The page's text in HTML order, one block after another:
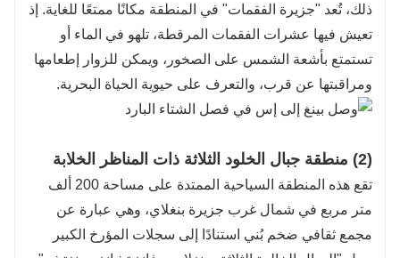
ذلك، تُعد "جزيرة الفقمات" في المنطقة مكانًا ممتعًا للغاية. إذ
تعيش فيها عشرات الفقمات المرقطة، تلهو في الماء أو
تستمتع بأشعة الشمس على الصخور، ويمكن للزوار إطعامها
ومراقبتها عن قرب، والتعرف على حيوية الحياة البحرية.
(2) منطقة جبال الخلود الثلاثة ذات المناظر الخلابة
تقع هذه المنطقة السياحية الممتدة على مساحة 200 ألف
متر مربع في شمال غرب جزيرة بنغلاي، وهي عبارة عن
مجمع ثقافي ضخم بُني استنادًا إلى سجلات المؤرخ الكبير